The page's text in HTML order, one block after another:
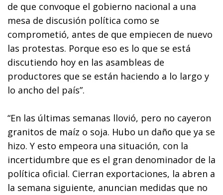
de que convoque el gobierno nacional a una
mesa de discusión política como se
comprometió, antes de que empiecen de nuevo
las protestas. Porque eso es lo que se está
discutiendo hoy en las asambleas de
productores que se están haciendo a lo largo y
lo ancho del país”.
“En las últimas semanas llovió, pero no cayeron
granitos de maíz o soja. Hubo un daño que ya se
hizo. Y esto empeora una situación, con la
incertidumbre que es el gran denominador de la
política oficial. Cierran exportaciones, la abren a
la semana siguiente, anuncian medidas que no